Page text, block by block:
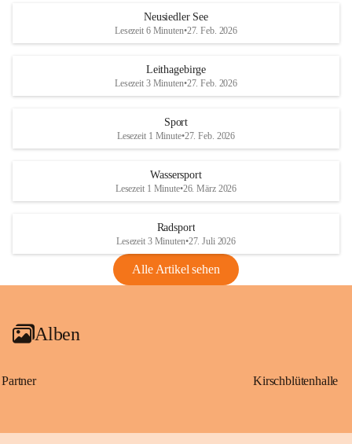
S
und den daraus folgenden wirtschaftlichen
Maßnahmen zur Bekämpfung
Rebe und der Amerikanischen
Anhang VBl. EU Nr. 18
1 Seite•1,4 MB
VBl. EU Nr. 18_2026
r
S
Neusiedler See
Lesezeit 6 Minuten•27. Feb. 2026
Leithagebirge
Lesezeit 3 Minuten•27. Feb. 2026
Sport
Lesezeit 1 Minute•27. Feb. 2026
Wassersport
Lesezeit 1 Minute•26. März 2026
Radsport
Lesezeit 3 Minuten•27. Juli 2026
Alle Artikel sehen
Alben
Partner Kirschblütenhalle